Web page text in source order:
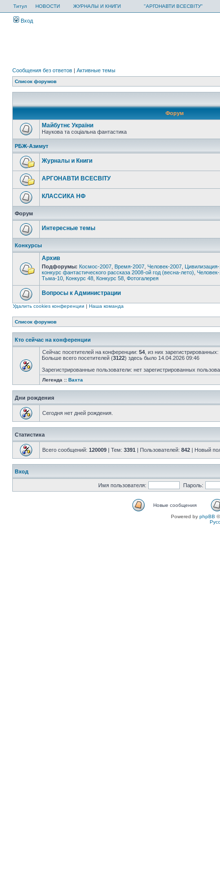
Титул НОВОСТИ ЖУРНАЛЫ И КНИГИ "АРГОНАВТИ ВСЕСВІТУ"
Вход
Сообщения без ответов | Активные темы
Список форумов
Форум
Майбутнє України
Наукова та соціальна фантастика
РБЖ-Азимут
Журналы и Книги
АРГОНАВТИ ВСЕСВIТУ
КЛАССИКА НФ
Форум
Интересные темы
Конкурсы
Архив
Подфорумы: Космос-2007 Время-2007 Человек-2007
конкурс фантастического рассказа 2008-ой год (весна-лето)
Тьма-10 Конкурс 48 Конкурс 58 Фотогалерея
Вопросы к Администрации
Удалить cookies конференции | Наша команда
Список форумов
Кто сейчас на конференции
Сейчас посетителей на конференции: 54 , из них
Больше всего посетителей (3122) здесь было 14.04.2026 09:46
Зарегистрированные пользователи: нет зарегистрированных
Легенда :: Вахта
Дни рождения
Сегодня нет дней рождения.
Статистика
Всего сообщений: 120009 | Тем: 3391 | Пользователей: 842 | Новый
Вход
Имя пользователя: Пароль:
Новые сообщения
Powered by phpBB